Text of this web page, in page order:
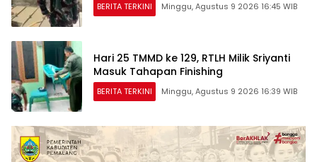
BERITA TERKINI Minggu, Agustus 9 2026 16:45 WIB
Hari 25 TMMD ke 129, RTLH Milik Sriyanti
Masuk Tahapan Finishing
BERITA TERKINI Minggu, Agustus 9 2026 16:39 WIB